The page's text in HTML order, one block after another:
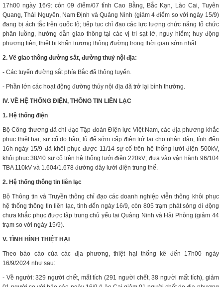
17h00 ngày 16/9: còn 09 điểm/07 tỉnh Cao Bằng, Bắc Kạn, Lào Cai, Tuyên
Quang, Thái Nguyên, Nam Định và Quảng Ninh (giảm 4 điểm so với ngày 15/9)
đang bị ách tắc trên quốc lộ; tiếp tục chỉ đạo các lực lượng chức năng tổ chức
phân luồng, hướng dẫn giao thông tại các vị trí sạt lở, nguy hiểm; huy động
phương tiện, thiết bị khẩn trương thông đường trong thời gian sớm nhất.
2. Về giao thông đường sắt, đường thuỷ nội địa:
- Các tuyến đường sắt phía Bắc đã thông tuyến.
- Phần lớn các hoạt động đường thủy nội địa đã trở lại bình thường.
IV. VỀ HỆ THỐNG ĐIỆN, THÔNG TIN LIÊN LẠC
1. Hệ thống điện
Bộ Công thương đã chỉ đạo Tập đoàn Điện lực Việt Nam, các địa phương khắc
phục thiệt hại, sự cố do bão, lũ để sớm cấp điện trở lại cho nhân dân, tính đến
16h ngày 15/9 đã khôi phục được 11/14 sự cố trên hệ thống lưới điện 500kV,
khôi phục 38/40 sự cố trên hệ thống lưới điện 220kV; đưa vào vận hành 96/104
TBA 110kV và 1.604/1.678 đường dây lưới điện trung thế.
2. Hệ thống thông tin liên lạc
Bộ Thông tin và Truyền thông chỉ đạo các doanh nghiệp viễn thông khôi phục
hệ thống thông tin liên lạc, tính đến ngày 16/9, còn 805 trạm phát sóng di động
chưa khắc phục được tập trung chủ yếu tại Quảng Ninh và Hải Phòng (giảm 44
trạm so với ngày 15/9).
V. TÌNH HÌNH THIỆT HẠI
Theo báo cáo của các địa phương, thiệt hại thống kê đến 17h00 ngày
16/9/2024 như sau:
- Về người: 329 người chết, mất tích (291 người chết, 38 người mất tích), giảm